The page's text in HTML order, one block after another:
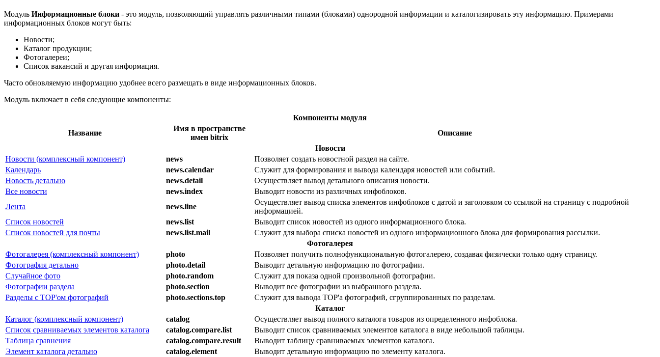
Модуль Информационные блоки - это модуль, позволяющий управлять различными типами (блоками) однородной информации и каталогизировать эту информацию. Примерами
информационных блоков могут быть:
Новости;
Каталог продукции;
Фотогалереи;
Список вакансий и другая информация.
Часто обновляемую информацию удобнее всего размещать в виде информационных блоков.
Модуль включает в себя следующие компоненты:
Компоненты модуля
Название
Имя в пространстве
имен bitrix
Описание
Новости
Новости (комплексный компонент)
news
Позволяет создать новостной раздел на сайте.
Календарь
news.calendar
Служит для формирования и вывода календаря новостей или событий.
Новость детально
news.detail
Осуществляет вывод детального описания новости.
Все новости
news.index
Выводит новости из различных инфоблоков.
Лента
news.line
Осуществляет вывод списка элементов инфоблоков с датой и заголовком со ссылкой на страницу с подробной
информацией.
Список новостей
news.list
Выводит список новостей из одного информационного блока.
Список новостей для почты
news.list.mail
Служит для выбора списка новостей из одного информационного блока для формирования рассылки.
Фотогалерея
Фотогалерея (комплексный компонент)
photo
Позволяет получить полнофункциональную фотогалерею, создавая физически только одну страницу.
Фотография детально
photo.detail
Выводит детальную информацию по фотографии.
Случайное фото
photo.random
Служит для показа одной произвольной фотографии.
Фотографии раздела
photo.section
Выводит все фотографии из выбранного раздела.
Разделы с TOP'ом фотографий
photo.sections.top
Служит для вывода TOP'а фотографий, сгруппированных по разделам.
Каталог
Каталог (комплексный компонент)
catalog
Осуществляет вывод полного каталога товаров из определенного инфоблока.
Список сравниваемых элементов каталога
catalog.compare.list
Выводит список сравниваемых элементов каталога в виде небольшой таблицы.
Таблица сравнения
catalog.compare.result
Выводит таблицу сравниваемых элементов каталога.
Элемент каталога детально
catalog.element
Выводит детальную информацию по элементу каталога.